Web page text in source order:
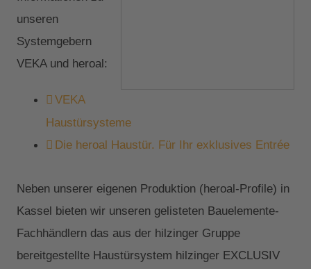
unseren
Systemgebern
VEKA und heroal:
VEKA
Haustürsysteme
Die heroal Haustür. Für Ihr exklusives Entrée
Neben unserer eigenen Produktion (heroal-Profile) in
Kassel bieten wir unseren gelisteten Bauelemente-
Fachhändlern das aus der hilzinger Gruppe
bereitgestellte Haustürsystem hilzinger EXCLUSIV